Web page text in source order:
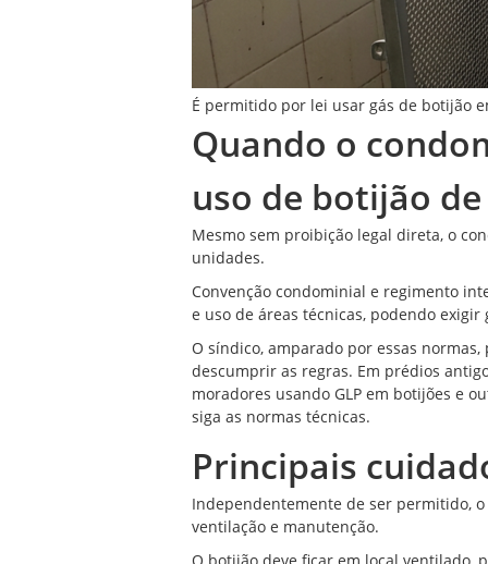
É permitido por lei usar gás de botijão
Quando o
uso de botijão de
Mesmo sem proibição legal direta, o
unidades.
Convenção condominial e regimento
e uso de áreas técnicas, podendo
O síndico, amparado por essas
descumprir as regras. Em prédios
moradores usando GLP em botijões e
siga as normas técnicas.
Principais
Independentemente de ser permitido,
ventilação e manutenção.
O botijão deve ficar em local ventilado,